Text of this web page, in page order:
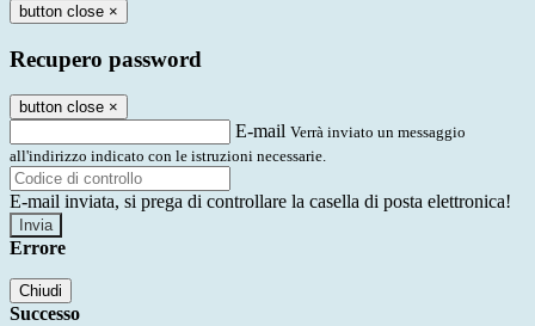
button close ×
Recupero password
button close ×
E-mail Verrà inviato un messaggio
all'indirizzo indicato con le istruzioni necessarie.
E-mail inviata, si prega di controllare la casella di posta elettronica!
Errore
Chiudi
Successo